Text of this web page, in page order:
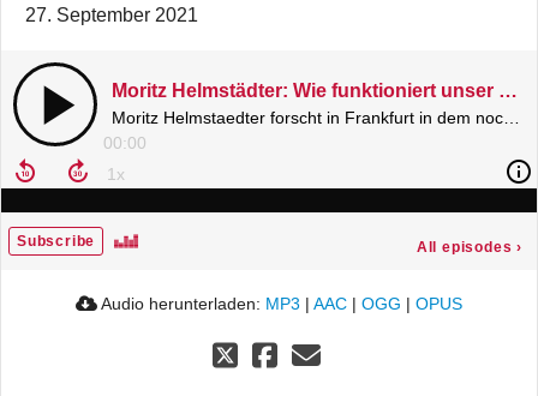
27. September 2021
Moritz Helmstädter: Wie funktioniert unser Gehirn?
00:00
Subscribe All episodes ›
Audio herunterladen: MP3 | AAC | OGG | OPUS